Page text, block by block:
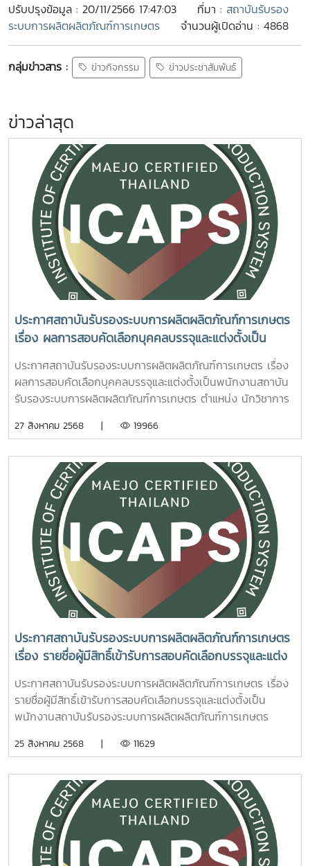
ปรับปรุงข้อมูล : 20/11/2566 17:47:03 ที่มา : สถาบันรับรอง
ระบบการผลิตผลิตภัณฑ์การเกษตร
จำนวนผู้เปิดอ่าน : 4868
กลุ่มข่าวสาร : ข่าวกิจกรรม ข่าวประชาสัมพันธ์
ข่าวล่าสุด
ประกาศสถาบันรับรองระบบการผลิตผลิตภัณฑ์การเกษตร
เรื่อง ผลการสอบคัดเลือกบุคคลบรรจุและแต่งตั้งเป็น
พนักงานสถาบันรับรองระบบการผลิตผลิตภัณฑ์การเกษตร
ตำแหน่ง นักวิชาการเกษตร
ประกาศสถาบันรับรองระบบการผลิตผลิตภัณฑ์การเกษตร เรื่อง
ผลการสอบคัดเลือกบุคคลบรรจุและแต่งตั้งเป็นพนักงานสถาบัน
รับรองระบบการผลิตผลิตภัณฑ์การเกษตร ตำแหน่ง นักวิชาการ
27 สิงหาคม 2568 | 19966
ประกาศสถาบันรับรองระบบการผลิตผลิตภัณฑ์การเกษตร
เรื่อง รายชื่อผู้มีสิทธิ์เข้ารับการสอบคัดเลือกบรรจุและแต่ง
ตั้งเป็นพนักงานสถาบันรับรองระบบการผลิตผลิตภัณฑ์
การเกษตร ตำแหน่ง นักวิชาการเกษตร
ประกาศสถาบันรับรองระบบการผลิตผลิตภัณฑ์การเกษตร เรื่อง
รายชื่อผู้มีสิทธิ์เข้ารับการสอบคัดเลือกบรรจุและแต่งตั้งเป็น
พนักงานสถาบันรับรองระบบการผลิตผลิตภัณฑ์การเกษตร
เข้ารับการคัดเลือก
25 สิงหาคม 2568 | 11629